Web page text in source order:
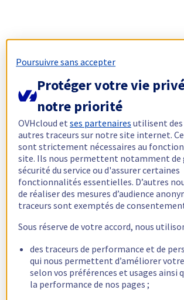
Poursuivre sans accepter
Protéger votre vie
notre priorité
OVHcloud etses partenaires utilisent
autres traceurs sur notre site internet.
sont strictement nécessaires au
site. Ils nous permettent notamment de
sécurité du service ou d'assurer certaines
fonctionnalités essentielles. D’autres
de réaliser des mesures d’audience
traceurs sont exemptés de
Sous réserve de votre accord, nous
des traceurs de performance et de
qui nous permettent d’améliorer
selon vos préférences et usages ainsi
la performance de nos pages ;